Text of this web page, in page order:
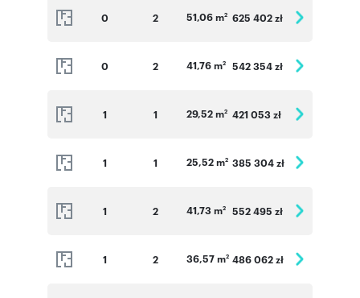
0 2 51,06 m2 625 402 zł
0 2 41,76 m2 542 354 zł
1 1 29,52 m2 421 053 zł
1 1 25,52 m2 385 304 zł
1 2 41,73 m2 552 495 zł
1 2 36,57 m2 486 062 zł